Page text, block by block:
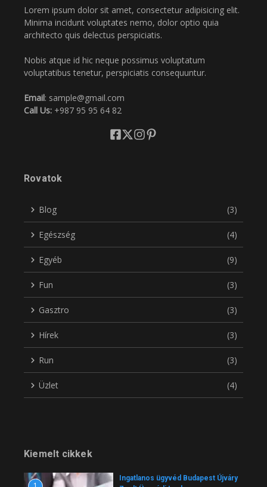
Lorem ipsum dolor sit amet, consectetur adipisicing elit.
Minima incidunt voluptates nemo, dolor optio quia
architecto quis delectus perspiciatis.
Nobis atque id hic neque possimus voluptatum
voluptatibus tenetur, perspiciatis consequuntur.
Email: sample@gmail.com
Call Us: +987 95 95 64 82
Rovatok
Blog (3)
Egészség (4)
Egyéb (9)
Fun (3)
Gasztro (3)
Hírek (3)
Run (3)
Üzlet (4)
Kiemelt cikkek
Ingatlanos ügyvéd Budapest Újváry